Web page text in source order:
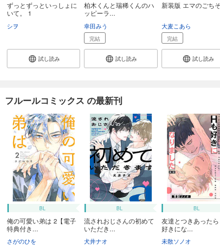
ずっとずっといっしょに
いて。 1
シヲ
試し読み
柏木くんと瑞稀くんのハ
ッピーラ...
幸田みう
完結
試し読み
新装版 エマのごち
大麦こあら
完結
試し読み
フルールコミックス の最新刊
BL
俺の可愛い弟は 2【電子
特典付き...
さがのひを
BL
流されおじさんの初めて
いただき...
犬井ナオ
BL
友達とつきあった
好きにな...
未散ソノオ